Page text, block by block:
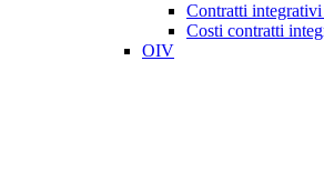
Contratti integrativi
Costi contratti
OIV